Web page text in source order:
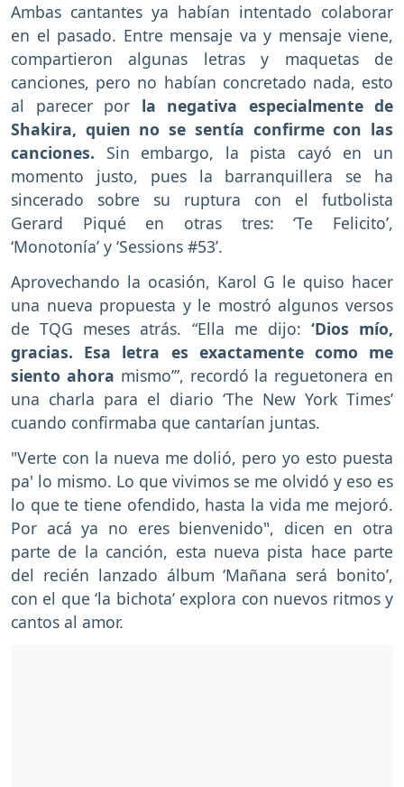
Ambas cantantes ya habían intentado colaborar
en el pasado. Entre mensaje va y mensaje viene,
compartieron algunas letras y maquetas de
canciones, pero no habían concretado nada, esto
al parecer por la negativa especialmente de
Shakira, quien no se sentía confirme con las
canciones. Sin embargo, la pista cayó en un
momento justo, pues la barranquillera se ha
sincerado sobre su ruptura con el futbolista
Gerard Piqué en otras tres: ‘Te Felicito’,
‘Monotonía’ y ‘Sessions #53’.
Aprovechando la ocasión, Karol G le quiso hacer
una nueva propuesta y le mostró algunos versos
de TQG meses atrás. “Ella me dijo: ‘Dios mío,
gracias. Esa letra es exactamente como me
siento ahora mismo’”, recordó la reguetonera en
una charla para el diario ‘The New York Times’
cuando confirmaba que cantarían juntas.
"Verte con la nueva me dolió, pero yo esto puesta
pa' lo mismo. Lo que vivimos se me olvidó y eso es
lo que te tiene ofendido, hasta la vida me mejoró.
Por acá ya no eres bienvenido", dicen en otra
parte de la canción, esta nueva pista hace parte
del recién lanzado álbum ‘Mañana será bonito’,
con el que ‘la bichota’ explora con nuevos ritmos y
cantos al amor.